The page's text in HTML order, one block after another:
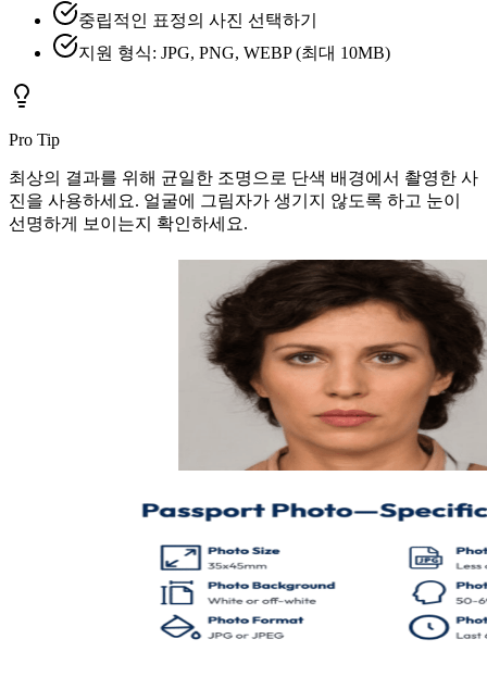
중립적인 표정의 사진 선택하기
지원 형식: JPG, PNG, WEBP (최대 10MB)
Pro Tip
최상의 결과를 위해 균일한 조명으로 단색 배경에서 촬영한 사
진을 사용하세요. 얼굴에 그림자가 생기지 않도록 하고 눈이
선명하게 보이는지 확인하세요.